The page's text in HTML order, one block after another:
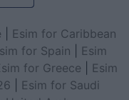
Esim for Caribbean
for Spain
Esim
for Greece
Esim
Esim for Saudi